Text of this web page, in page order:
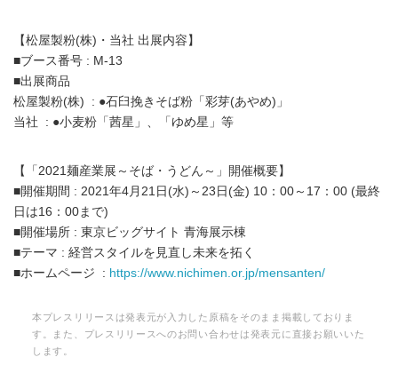
【松屋製粉(株)・当社 出展内容】
■ブース番号 : M-13
■出展商品
松屋製粉(株) : ●石臼挽きそば粉「彩芽(あやめ)」
当社 : ●小麦粉「茜星」、「ゆめ星」等
【「2021麺産業展～そば・うどん～」開催概要】
■開催期間 : 2021年4月21日(水)～23日(金) 10：00～17：00 (最終
日は16：00まで)
■開催場所 : 東京ビッグサイト 青海展示棟
■テーマ : 経営スタイルを見直し未来を拓く
■ホームページ : https://www.nichimen.or.jp/mensanten/
本プレスリリースは発表元が入力した原稿をそのまま掲載しておりま
す。また、プレスリリースへのお問い合わせは発表元に直接お願いいた
します。